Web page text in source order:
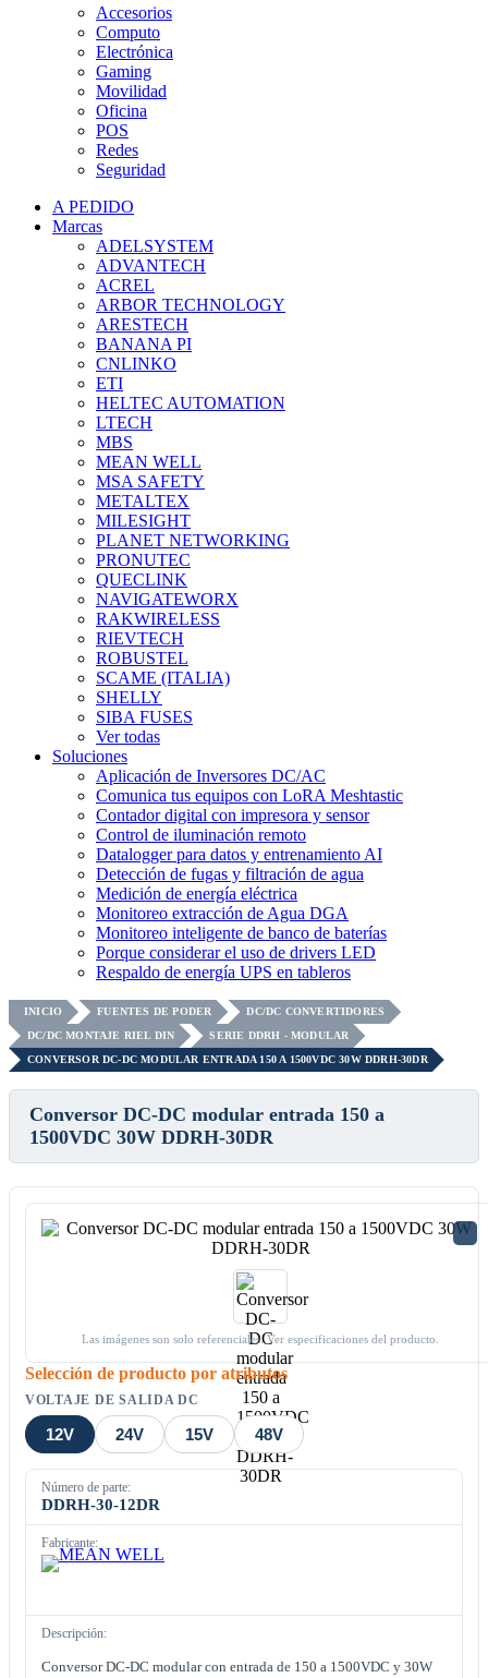
Accesorios
Computo
Electrónica
Gaming
Movilidad
Oficina
POS
Redes
Seguridad
A PEDIDO
Marcas
ADELSYSTEM
ADVANTECH
ACREL
ARBOR TECHNOLOGY
ARESTECH
BANANA PI
CNLINKO
ETI
HELTEC AUTOMATION
LTECH
MBS
MEAN WELL
MSA SAFETY
METALTEX
MILESIGHT
PLANET NETWORKING
PRONUTEC
QUECLINK
NAVIGATEWORX
RAKWIRELESS
RIEVTECH
ROBUSTEL
SCAME (ITALIA)
SHELLY
SIBA FUSES
Ver todas
Soluciones
Aplicación de Inversores DC/AC
Comunica tus equipos con LoRA Meshtastic
Contador digital con impresora y sensor
Control de iluminación remoto
Datalogger para datos y entrenamiento AI
Detección de fugas y filtración de agua
Medición de energía eléctrica
Monitoreo extracción de Agua DGA
Monitoreo inteligente de banco de baterías
Porque considerar el uso de drivers LED
Respaldo de energía UPS en tableros
INICIO FUENTES DE PODER
DC/DC CONVERTIDORES
DC/DC MONTAJE RIEL DIN
SERIE DDRH - MODULAR
CONVERSOR DC-DC MODULAR ENTRADA 150 A 1500VDC 30W DDRH-30DR
Conversor DC-DC modular entrada 150 a
1500VDC 30W DDRH-30DR
Las imágenes son solo referenciales. Ver especificaciones del producto.
Selección de producto por atributos
VOLTAJE DE SALIDA DC
12V 24V 15V 48V
Número de parte:
DDRH-30-12DR
Fabricante:
Descripción:
Conversor DC-DC modular con entrada de 150 a 1500VDC y 30W